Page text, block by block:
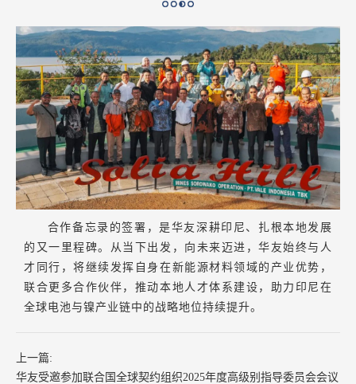
合作备忘录的签署，是华友深耕印尼、扎根本地发展
的又一里程碑。从当下出发，向未来迈进，华友始终与人
才同行，将继续发挥自身在新能源材料领域的产业优势，
联合更多合作伙伴，推动本地人才体系建设，助力印尼在
全球电池与镍产业链中的战略地位持续提升。
上一篇:
华友受邀参加联合国全球契约组织2025年度高级别指导委员会会议